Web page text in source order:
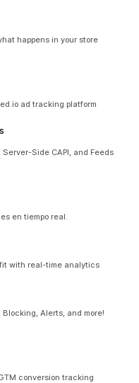
happens in your store
ad tracking platform
Side CAPI, and Feeds
en tiempo real.
with real-time analytics
Alerts, and more!
conversion tracking